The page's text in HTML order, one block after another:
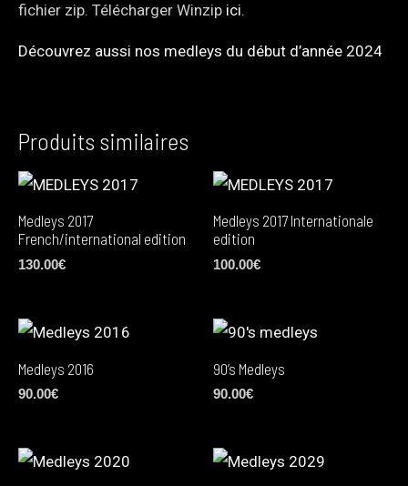
fichier zip. Télécharger Winzip ici.
Découvrez aussi nos medleys du début d’année 2024
Produits similaires
Medleys 2017
French/international edition
130.00€
Medleys 2017 Internationale
edition
100.00€
Medleys 2016
90.00€
90’s Medleys
90.00€